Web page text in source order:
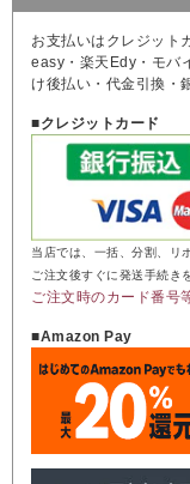
お支払いはクレジット
easy・楽天Edy・モバ
け後払い・代金引換・
■クレジットカード
当店では、一括、分割、リ
ご注文後すぐに発送手続き
ご注文時のカード番号
■Amazon Pay